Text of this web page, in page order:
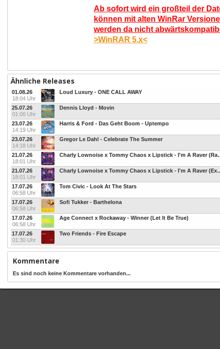
Ab sofort wird ein großteil der
können mit alten WinRar
werden da nicht
>WinRAR 5.x<
Ähnliche Releases
01.08.26
18:04 Uhr
Loud Luxury - ONE CALL AWAY
25.07.26
01:00 Uhr
Dennis Lloyd - Movin
23.07.26
14:19 Uhr
Harris & Ford - Das Geht Boom - Uptempo
23.07.26
14:18 Uhr
Gregor Le Dahl - Celebrate The Summer
21.07.26
18:01 Uhr
Charly Lownoise
21.07.26
18:01 Uhr
Charly Lownoise x
17.07.26
06:58 Uhr
Tom Civic - Look At The Stars
17.07.26
06:58 Uhr
Sofi Tukker - Barthelona
17.07.26
06:58 Uhr
Age Connect x Rockaway - Winner (Let It Be True)
17.07.26
01:30 Uhr
Two Friends - Fire Escape
Kommentare
Es sind noch keine Kommentare vorhanden...